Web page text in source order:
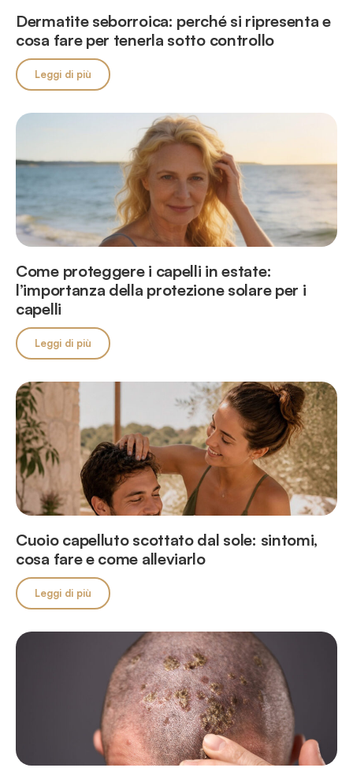
Dermatite seborroica: perché si ripresenta e
cosa fare per tenerla sotto controllo
Leggi di più
Come proteggere i capelli in estate:
l’importanza della protezione solare per i
capelli
Leggi di più
Cuoio capelluto scottato dal sole: sintomi,
cosa fare e come alleviarlo
Leggi di più